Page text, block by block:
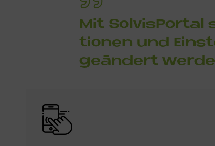
Mit
tio­nen und
ge­än­dert
Bild